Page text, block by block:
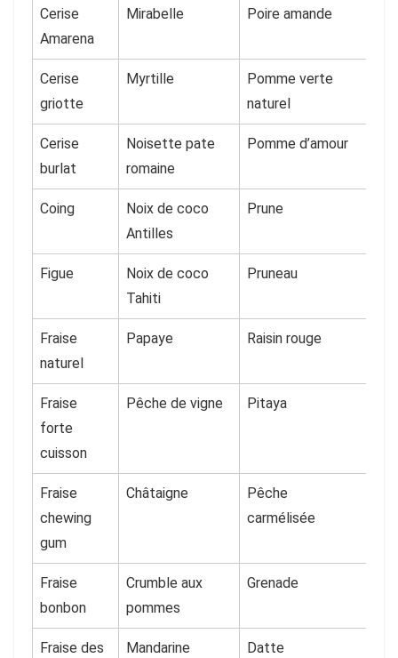
Cerise
Amarena
Mirabelle Poire amande
Cerise
griotte
Myrtille
Pomme verte
naturel
Cerise
burlat
Noisette pate
romaine
Pomme d’amour
Coing
Noix de coco
Antilles
Prune
Figue
Noix de coco
Tahiti
Pruneau
Fraise
naturel
Papaye Raisin rouge
Fraise
forte
cuisson
Pêche de vigne Pitaya
Fraise
chewing
gum
Châtaigne
Pêche
carmélisée
Fraise
bonbon
Crumble aux
pommes
Grenade
Fraise des
Mandarine
Datte